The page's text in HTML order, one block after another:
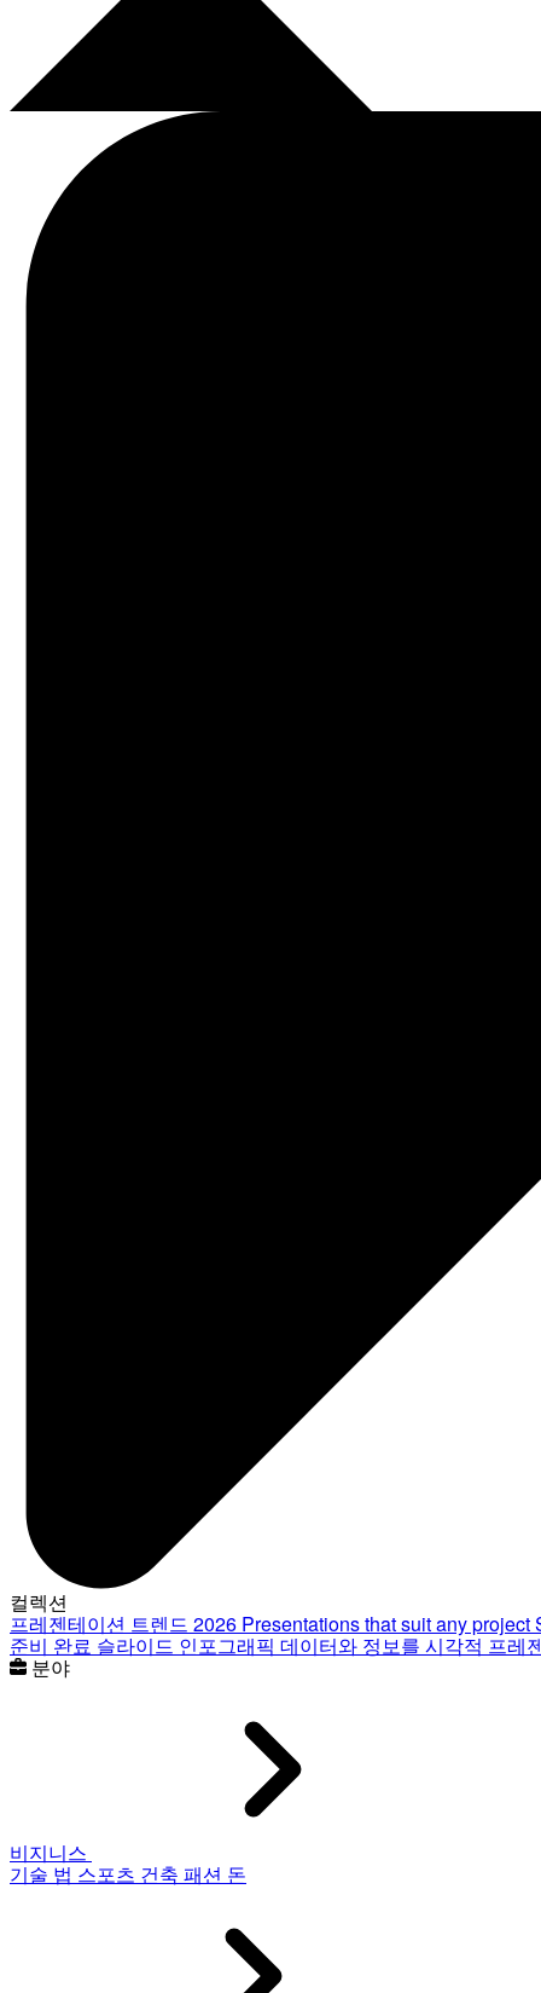
컬렉션
프레젠테이션 트렌드 2026 Presentations that suit any project
준비 완료 슬라이드 인포그래픽 데이터와 정보를 시각적 프레
분야
비지니스
기술 법 스포츠 건축 패션 돈